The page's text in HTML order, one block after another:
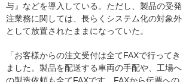
与』などを導入している。ただし、製品の受発
注業務に関しては、長らくシステム化の対象外
として放置されたままになっていた。
「お客様からの注文受付は全てFAXで行ってき
ました。製品を配送する車両の手配や、工場へ